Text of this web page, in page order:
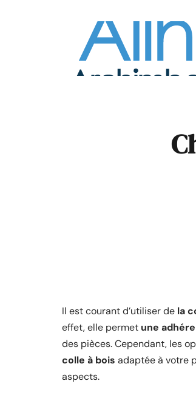
Il est courant d’utiliser de la
effet, elle permet une
des pièces. Cependant, les
colle à bois adaptée à votre
aspects.